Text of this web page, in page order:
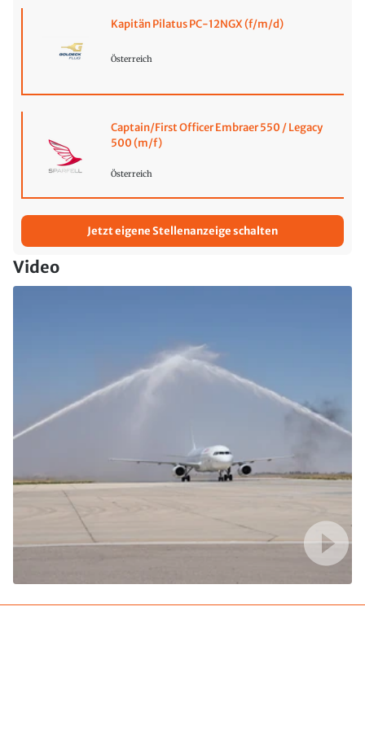
Kapitän Pilatus PC-12NGX (f/m/d)
Österreich
Captain/First Officer Embraer 550 / Legacy
500 (m/f)
Österreich
Jetzt eigene Stellenanzeige schalten
Video